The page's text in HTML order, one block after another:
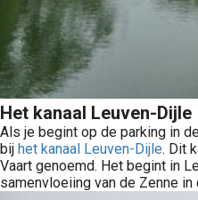
Het kanaal Leuven-Dijle
Als je begint op de parking in
bij het kanaal Leuven-Dijle. Dit
Vaart genoemd. Het begint in
samenvloeiing van de Zenne in